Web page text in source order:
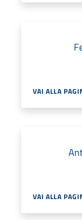
VAI ALLA
VAI ALLA